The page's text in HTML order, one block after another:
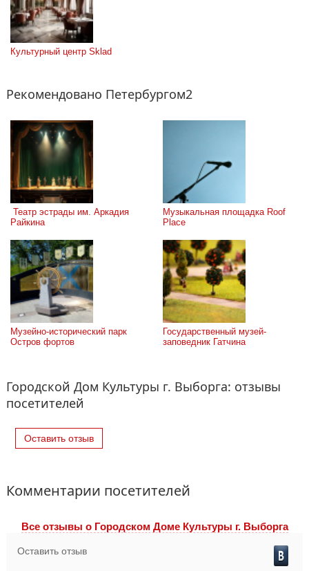
Культурный центр Sklad
Рекомендовано Петербургом2
Райкина
Музыкальная площадка Roof
Place
Музейно-исторический парк
Остров фортов
Государственный музей-
заповедник Гатчина
Городской Дом Культуры г. Выборга: отзывы
посетителей
Оставить отзыв
Комментарии посетителей
Все отзывы o Городском Доме Культуры г. Выборга
Оставить отзыв